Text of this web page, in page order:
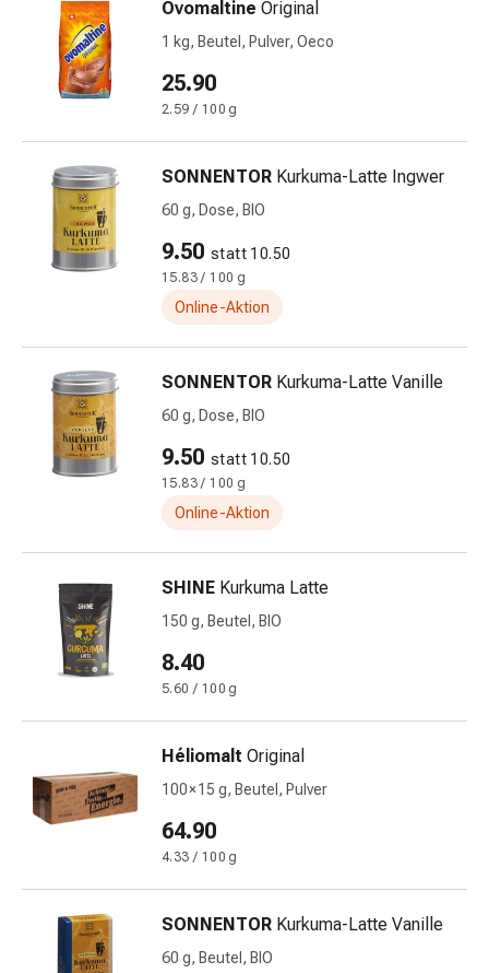
Netzverbände
Verbrennungen
Sonnenbrand
Verbandwechsel-
Wundauflagen
Wundbehandlung
Wundsprays
Wundverschlussstreifen
-
kleber
Ziehsalbe
Ohren
Augentropfen
Augenentzündungen
Augenhygiene
&
Herztherapie
Kompressions-
Strümpfe
Kreislaufbeschwerden
Blutgerinnung
Herznerven-
Ovomaltine Original
1 kg, Beutel, Pulver, Oeco
25.90
2.59 / 100 g
SONNENTOR Kurkuma-Latte Ingwer
60 g, Dose, BIO
9.50 statt 10.50
15.83 / 100 g
Online-Aktion
SONNENTOR Kurkuma-Latte Vanille
60 g, Dose, BIO
9.50 statt 10.50
15.83 / 100 g
Online-Aktion
SHINE Kurkuma Latte
150 g, Beutel, BIO
8.40
5.60 / 100 g
Héliomalt Original
100 × 15 g, Beutel, Pulver
64.90
4.33 / 100 g
SONNENTOR Kurkuma-Latte Vanille
60 g, Beutel, BIO